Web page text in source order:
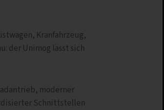
Kranfahrzeug,
der Unimog lässt sich
moderner
Schnittstellen